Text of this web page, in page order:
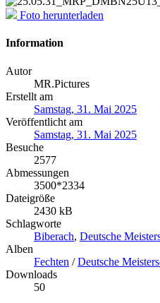
Foto herunterladen
Information
Autor
MR.Pictures
Erstellt am
Samstag, 31. Mai 2025
Veröffentlicht am
Samstag, 31. Mai 2025
Besuche
2577
Abmessungen
3500*2334
Dateigröße
2430 kB
Schlagworte
Biberach, Deutsche
Alben
Fechten /Deutsche
Downloads
50